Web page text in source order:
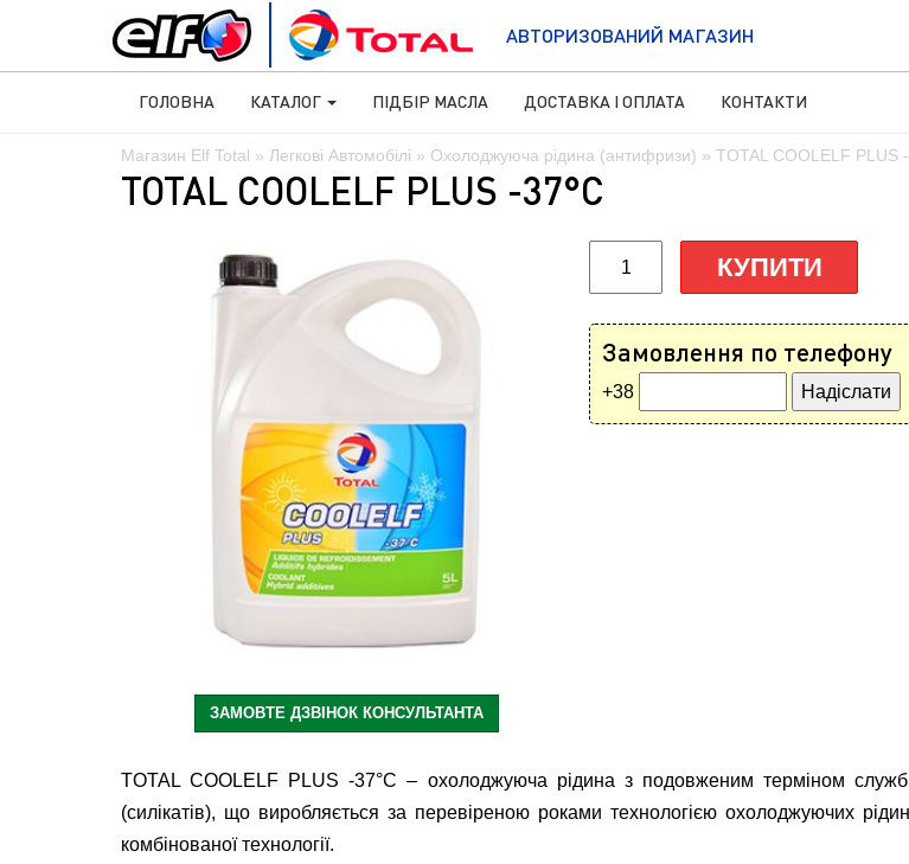
Магазин Elf Total » Легкові Автомобілі » Охолоджуюча рідина (антифризи) » TOTAL COOLELF PLUS
TOTAL COOLELF PLUS -37°C
ЗАМОВТЕ ДЗВІНОК КОНСУЛЬТАНТА
КУПИТИ
Замовлення по телефону
+38
TOTAL COOLELF PLUS -37°C – охолоджуюча рідина з подовженим терміном служби
(силікатів), що виробляється за перевіреною роками технологією охолоджуючих
комбінованої технології.
АВТОРИЗОВАНИЙ МАГАЗИН
ГОЛОВНА КАТАЛОГ ПІДБІР МАСЛА ДОСТАВКА І ОПЛАТА КОНТАКТИ